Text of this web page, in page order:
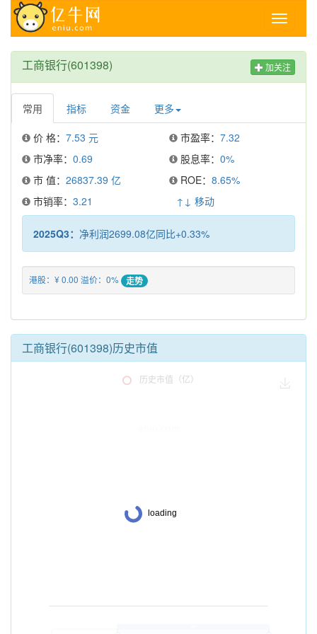
Toggle
工商银行(601398) 加关注
常用 指标 资金 更多
价 格： 7.53 元 市盈率： 7.32
市净率： 0.69 股息率： 0%
市 值： 26837.39 亿 ROE： 8.65%
市销率： 3.21 ↑↓ 移动
2025Q3： 净利润2699.08亿同比+0.33%
港股：¥ 0.00 溢价：0% 走势
工商银行(601398)历史市值